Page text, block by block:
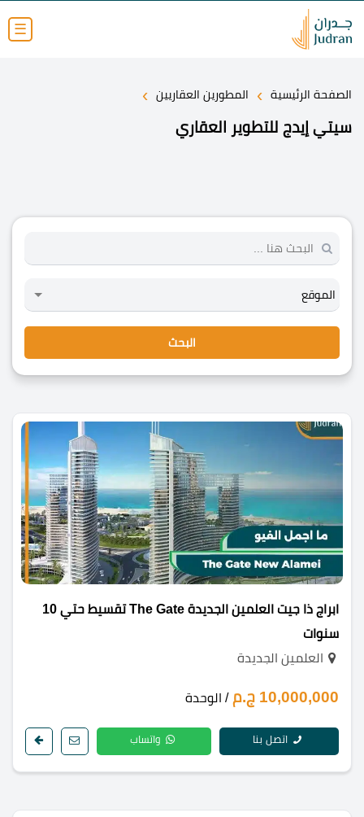
☰
الصفحة الرئيسية › المطورين العقاريين ›
سيتي إيدج للتطوير العقاري
البحث
ابراج ذا جيت العلمين الجديدة The Gate تقسيط حتي 10
سنوات
العلمين الجديدة
10,000,000 ج.م / الوحدة
اتصل بنا واتساب